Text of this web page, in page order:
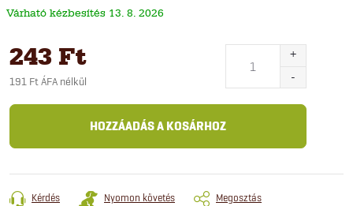
13. 8. 2026
243 Ft
191 Ft ÁFA nélkül
HOZZÁADÁS A KOSÁRHOZ
Kérdés Nyomon követés Megosztás